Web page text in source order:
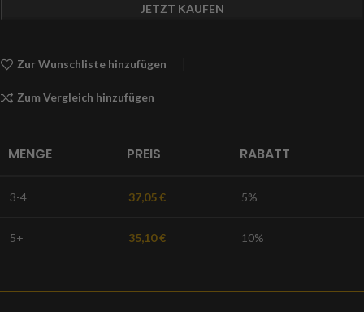
JETZT KAUFEN
Zur Wunschliste hinzufügen
Zum Vergleich hinzufügen
MENGE PREIS RABATT
3-4 37,05€ 5%
5+ 35,10€ 10%